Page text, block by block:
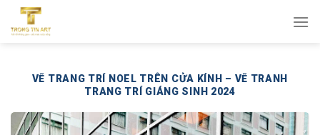
qua
VẼ TRANG TRÍ NOEL TRÊN CỬA KÍNH – VẼ TRANH
TRANG TRÍ GIÁNG SINH 2024